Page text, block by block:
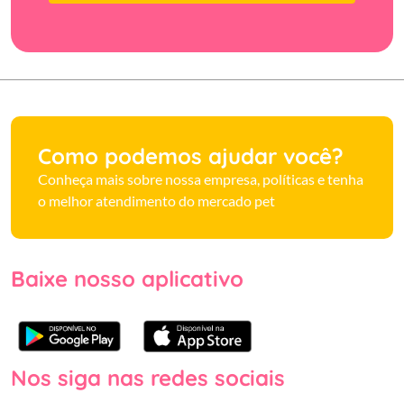
Como podemos ajudar você?
Conheça mais sobre nossa empresa, políticas e tenha
o melhor atendimento do mercado pet
Baixe nosso aplicativo
Nos siga nas redes sociais